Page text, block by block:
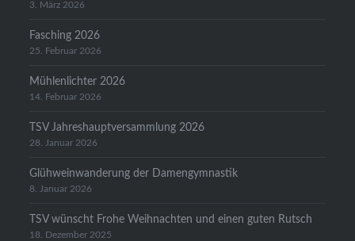
3. März 2026
Fasching 2026
25. Februar 2026
Mühlenlichter 2026
14. Februar 2026
TSV Jahreshauptversammlung 2026
28. Januar 2026
Glühweinwanderung der Damengymnastik
8. Januar 2026
TSV wünscht Frohe Weihnachten und einen guten Rutsch
18. Dezember 2025